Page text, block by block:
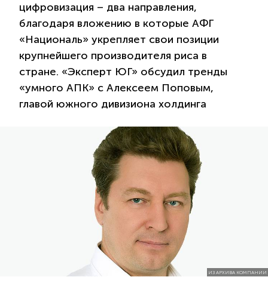
цифровизация – два направления,
благодаря вложению в которые АФГ
«Националь» укрепляет свои позиции
крупнейшего производителя риса в
стране. «Эксперт ЮГ» обсудил тренды
«умного АПК» с Алексеем Поповым,
главой южного дивизиона холдинга
ИЗ АРХИВА КОМПАНИИ